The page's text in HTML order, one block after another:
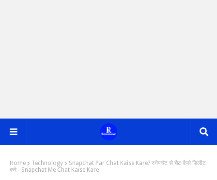
Home Technology
Snapchat Par Chat Kaise Kare? स्नैपचैट से चैट कैसे डिलीट
करे - Snapchat Me Chat Kaise Kare